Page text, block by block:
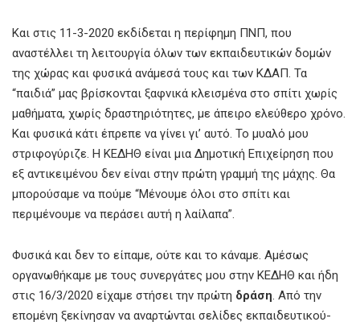
Και στις 11-3-2020 εκδίδεται η περίφημη ΠΝΠ, που
αναστέλλει τη λειτουργία όλων των εκπαιδευτικών δομών
της χώρας και φυσικά ανάμεσά τους και των ΚΔΑΠ. Τα
“παιδιά” μας βρίσκονται ξαφνικά κλεισμένα στο σπίτι χωρίς
μαθήματα, χωρίς δραστηριότητες, με άπειρο ελεύθερο χρόνο.
Και φυσικά κάτι έπρεπε να γίνει γι’ αυτό. Το μυαλό μου
στριφογύριζε. Η ΚΕΔΗΘ είναι μια Δημοτική Επιχείρηση που
εξ αντικειμένου δεν είναι στην πρώτη γραμμή της μάχης. Θα
μπορούσαμε να πούμε “Μένουμε όλοι στο σπίτι και
περιμένουμε να περάσει αυτή η λαίλαπα”.
Φυσικά και δεν το είπαμε, ούτε και το κάναμε. Αμέσως
οργανωθήκαμε με τους συνεργάτες μου στην ΚΕΔΗΘ και ήδη
στις 16/3/2020 είχαμε στήσει την πρώτη δράση. Από την
επομένη ξεκίνησαν να αναρτώνται σελίδες εκπαιδευτικού-